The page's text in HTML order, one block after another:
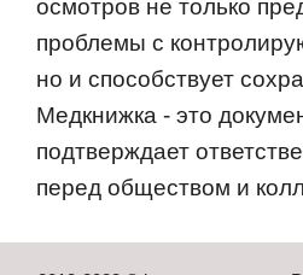
осмотров не только
проблемы с
но и способствует
Медкнижка - это
подтверждает
перед обществом и